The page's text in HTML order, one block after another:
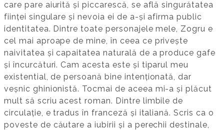
care pare aiurită și piccarescă, se află singurătatea
ființei singulare și nevoia ei de a-și afirma public
identitatea. Dintre toate personajele mele, Zogru e
cel mai aproape de mine, în ceea ce privește
naivitatea și capaitatea naturală de a produce gafe
și încurcături. Cam acesta este și tiparul meu
existential, de persoană bine intenționată, dar
veșnic ghinionistă. Tocmai de aceea mi-a și plăcut
mult să scriu acest roman. Dintre limbile de
circulație, e tradus în franceză și italiană. Scris ca o
poveste de căutare a iubirii și a perechii destinale,